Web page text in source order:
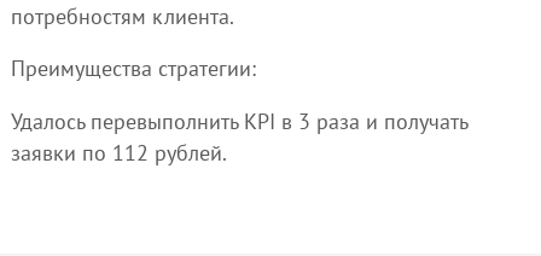
потребностям клиента.
Преимущества стратегии:
Удалось перевыполнить KPI в 3 раза и получать
заявки по 112 рублей.